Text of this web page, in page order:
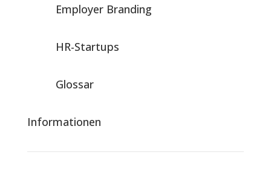
Employer Branding
HR-Startups
Glossar
Informationen